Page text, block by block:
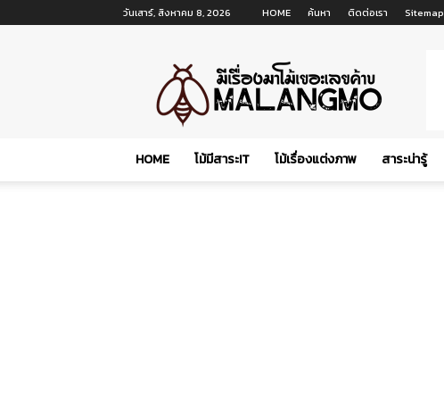
วันเสาร์, สิงหาคม 8, 2026 HOME ค้นหา ติดต่อเรา Sitemap
malangmo.com
HOME โม้มีสาระIT โม้เรื่องแต่งภาพ สาระน่ารู้